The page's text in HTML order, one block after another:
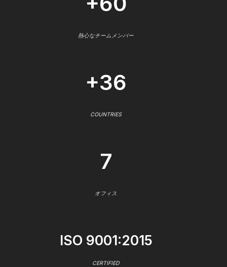
熱心なチームメンバー
+36
COUNTRIES
7
オフィス
ISO 9001:2015
CERTIFIED